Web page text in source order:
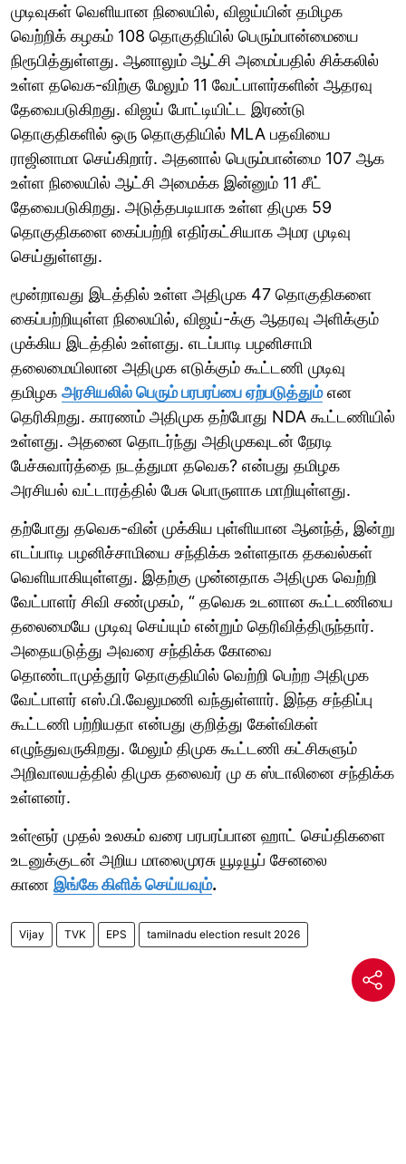
முடிவுகள் வெளியான நிலையில், விஜய்யின் தமிழக
வெற்றிக் கழகம் 108 தொகுதியில் பெரும்பான்மையை
நிரூபித்துள்ளது. ஆனாலும் ஆட்சி அமைப்பதில் சிக்கலில்
உள்ள தவெக-விற்கு மேலும் 11 வேட்பாளர்களின் ஆதரவு
தேவைபடுகிறது. விஜய் போட்டியிட்ட இரண்டு
தொகுதிகளில் ஒரு தொகுதியில் MLA பதவியை
ராஜினாமா செய்கிறார். அதனால் பெரும்பான்மை 107 ஆக
உள்ள நிலையில் ஆட்சி அமைக்க இன்னும் 11 சீட்
தேவைபடுகிறது. அடுத்தபடியாக உள்ள திமுக 59
தொகுதிகளை கைப்பற்றி எதிர்கட்சியாக அமர முடிவு
செய்துள்ளது.
மூன்றாவது இடத்தில் உள்ள அதிமுக 47 தொகுதிகளை
கைப்பற்றியுள்ள நிலையில், விஜய்-க்கு ஆதரவு அளிக்கும்
முக்கிய இடத்தில் உள்ளது. எடப்பாடி பழனிசாமி
தலைமையிலான அதிமுக எடுக்கும் கூட்டணி முடிவு
தமிழக அரசியலில் பெரும் பரபரப்பை ஏற்படுத்தும்என
தெரிகிறது. காரணம் அதிமுக தற்போது NDA கூட்டணியில்
உள்ளது. அதனை தொடர்ந்து அதிமுகவுடன் நேரடி
பேச்சுவார்த்தை நடத்துமா தவெக? என்பது தமிழக
அரசியல் வட்டாரத்தில் பேசு பொருளாக மாறியுள்ளது.
தற்போது தவெக-வின் முக்கிய புள்ளியான ஆனந்த், இன்று
எடப்பாடி பழனிச்சாமியை சந்திக்க உள்ளதாக தகவல்கள்
வெளியாகியுள்ளது. இதற்கு முன்னதாக அதிமுக வெற்றி
வேட்பாளர் சிவி சண்முகம், “ தவெக உடனான கூட்டணியை
தலைமையே முடிவு செய்யும் என்றும் தெரிவித்திருந்தார்.
அதையடுத்து அவரை சந்திக்க கோவை
தொண்டாமுத்தூர் தொகுதியில் வெற்றி பெற்ற அதிமுக
வேட்பாளர் எஸ்.பி.வேலுமணி வந்துள்ளார். இந்த சந்திப்பு
கூட்டணி பற்றியதா என்பது குறித்து கேள்விகள்
எழுந்துவருகிறது. மேலும் திமுக கூட்டணி கட்சிகளும்
அறிவாலயத்தில் திமுக தலைவர் மு க ஸ்டாலினை சந்திக்க
உள்ளனர்.
உள்ளூர் முதல் உலகம் வரை பரபரப்பான ஹாட் செய்திகளை
உடனுக்குடன் அறிய மாலைமுரசு யூடியூப் சேனலை
காண இங்கே கிளிக் செய்யவும்.
Vijay TVK EPS tamilnadu election result 2026